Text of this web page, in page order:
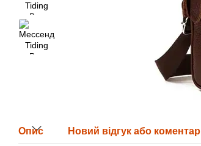
Опис Новий відгук або коментар